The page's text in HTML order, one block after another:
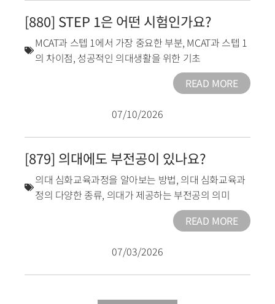
[880] STEP 1은 어떤 시험인가요?
MCAT과 스텝 1에서 가장 중요한 부분, MCAT과 스텝 1
의 차이점, 성공적인 의대생활을 위한 기초
READ MORE
07/10/2026
[879] 의대에도 부전공이 있나요?
의대 심화교육과정을 알아보는 방법, 의대 심화교육과
정의 다양한 종류, 의대가 제공하는 부전공의 의미
READ MORE
07/03/2026